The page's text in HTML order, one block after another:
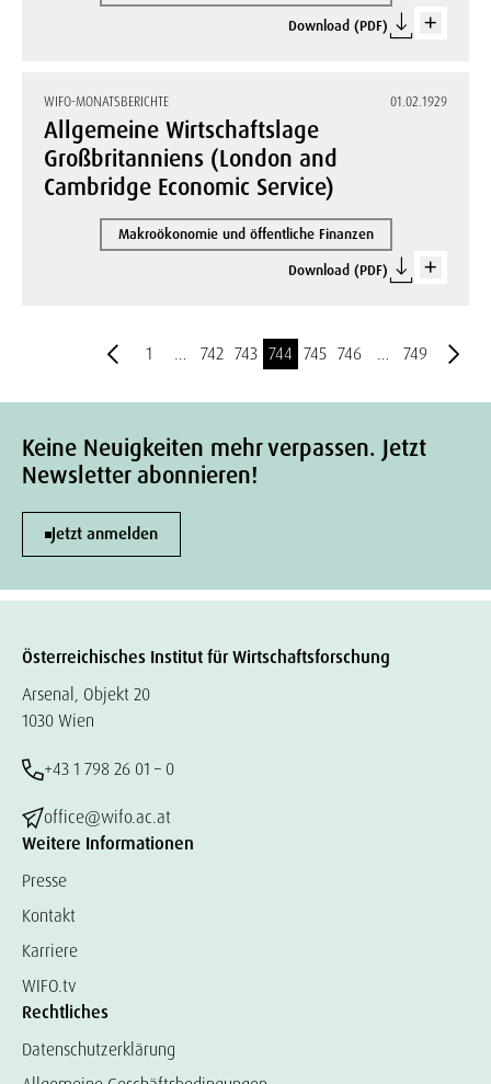
Download (PDF)
WIFO-MONATSBERICHTE 01.02.1929
Allgemeine Wirtschaftslage
Großbritanniens (London and
Cambridge Economic Service)
Makroökonomie und öffentliche Finanzen
Download (PDF)
1 … 742 743 744 745 746 … 749
Keine Neuigkeiten mehr verpassen. Jetzt
Newsletter abonnieren!
Jetzt anmelden
Österreichisches Institut für Wirtschaftsforschung
Arsenal, Objekt 20
1030 Wien
+43 1 798 26 01 – 0
office@wifo.ac.at
Weitere Informationen
Presse
Kontakt
Karriere
WIFO.tv
Rechtliches
Datenschutzerklärung